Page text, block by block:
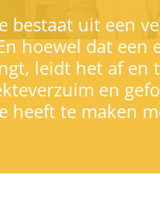
bestaat uit een
hoewel dat
leidt het af en
en
heeft te maken